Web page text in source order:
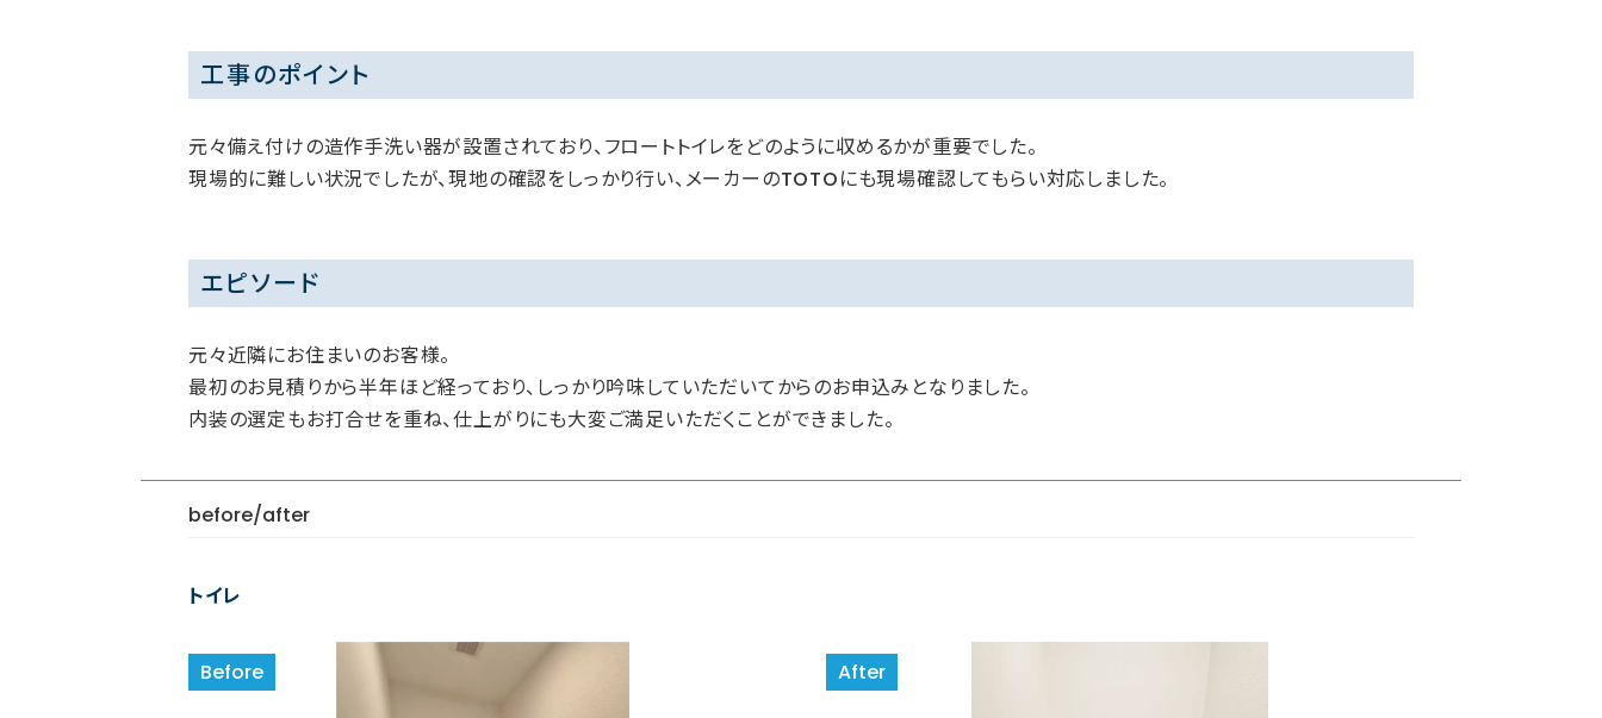
工事のポイント
元々備え付けの造作手洗い器が設置されており、フロートトイレをどのように収めるかが重要でした。
現場的に難しい状況でしたが、現地の確認をしっかり行い、メーカーのTOTOにも現場確認してもらい対応しました。
エピソード
元々近隣にお住まいのお客様。
最初のお見積りから半年ほど経っており、しっかり吟味していただいてからのお申込みとなりました。
内装の選定もお打合せを重ね、仕上がりにも大変ご満足いただくことができました。
before/after
トイレ